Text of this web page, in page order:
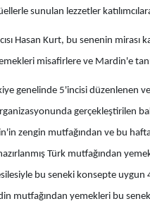
sunulan lezzetler
Hasan Kurt, bu senenin mirası
misafirlere ve Mardin'e
genelinde 5'incisi düzenlenen ve
gerçekleştirilen
zengin mutfağından ve bu
Türk mutfağından
bu seneki konsepte uygun
mutfağından yemekleri bu